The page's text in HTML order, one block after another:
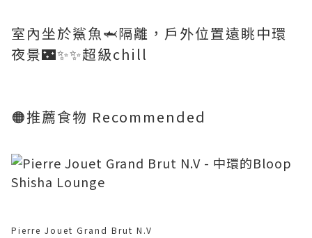
室內坐於鯊魚🦈隔離，戶外位置遠眺中環
夜景🌃✨✨超級chill
🟠推薦食物 Recommended
Pierre Jouet Grand Brut N.V